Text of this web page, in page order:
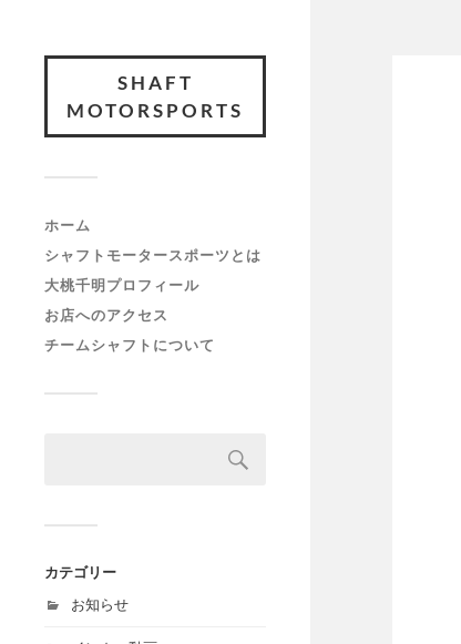
SHAFT
MOTORSPORTS
ホーム
シャフトモータースポーツとは
大桃千明プロフィール
お店へのアクセス
チームシャフトについて
カテゴリー
お知らせ